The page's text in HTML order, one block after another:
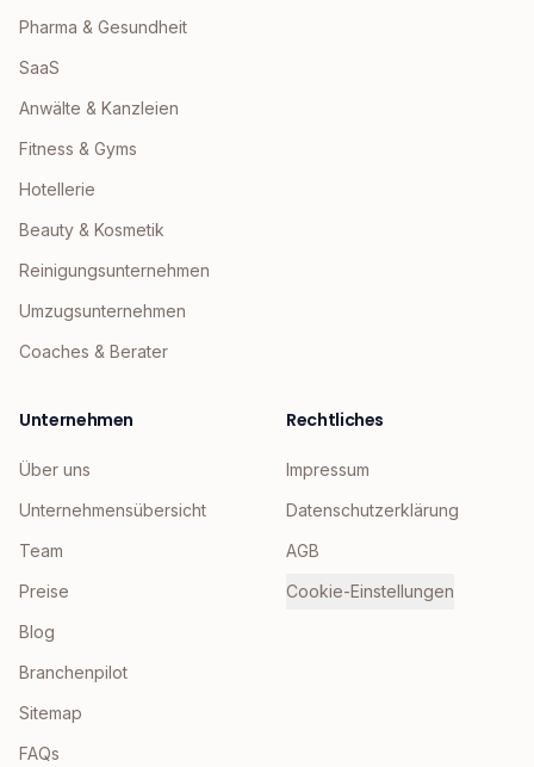
Pharma & Gesundheit
SaaS
Anwälte & Kanzleien
Fitness & Gyms
Hotellerie
Beauty & Kosmetik
Reinigungsunternehmen
Umzugsunternehmen
Coaches & Berater
Unternehmen
Über uns
Unternehmensübersicht
Team
Preise
Blog
Branchenpilot
Sitemap
FAQs
Rechtliches
Impressum
Datenschutzerklärung
AGB
Cookie-Einstellungen